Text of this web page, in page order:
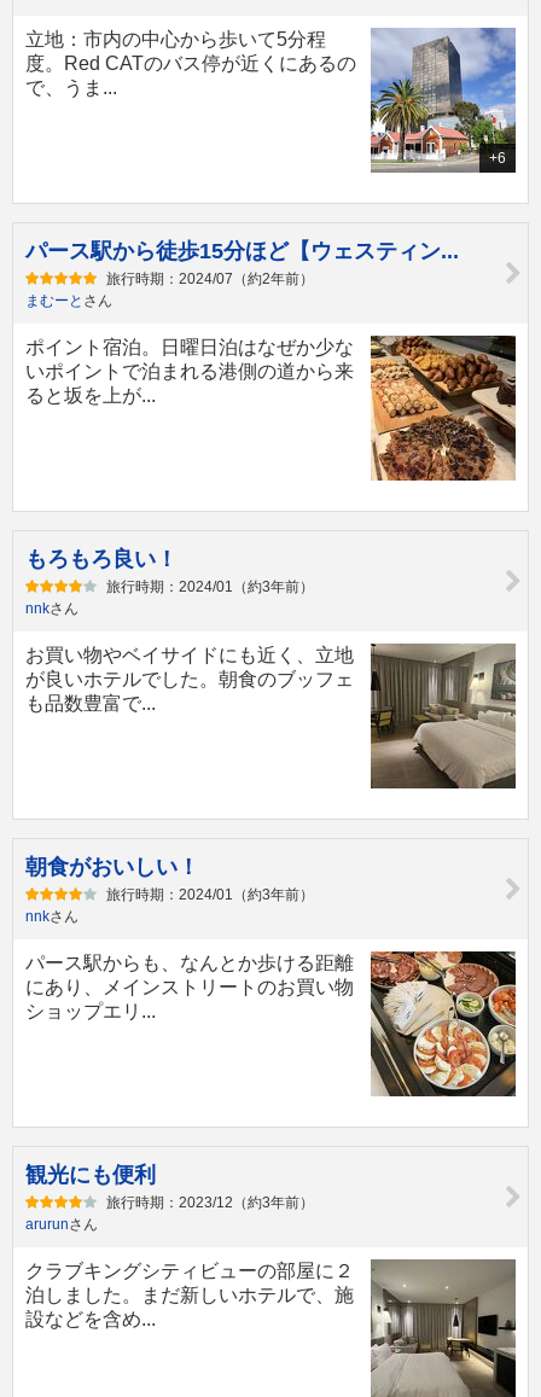
+6
立地：市内の中心から歩いて5分程
度。Red CATのバス停が近くにあるの
で、うま...
パース駅から徒歩15分ほど【ウェスティン...
旅行時期：2024/07（約2年前）
まむーと さん
ポイント宿泊。日曜日泊はなぜか少な
いポイントで泊まれる港側の道から来
ると坂を上が...
もろもろ良い！
旅行時期：2024/01（約3年前）
nnkさん
お買い物やベイサイドにも近く、立地
が良いホテルでした。朝食のブッフェ
も品数豊富で...
朝食がおいしい！
旅行時期：2024/01（約3年前）
nnkさん
パース駅からも、なんとか歩ける距離
にあり、メインストリートのお買い物
ショップエリ...
観光にも便利
旅行時期：2023/12（約3年前）
arurunさん
クラブキングシティビューの部屋に２
泊しました。まだ新しいホテルで、施
設などを含め...